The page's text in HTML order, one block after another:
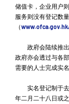
储值卡，企业用户
服务则没有登记数
（
政府会陆续推出
政府亦会透过与各
需要的人士完成实
实名登记制于去
年二月二十八日或